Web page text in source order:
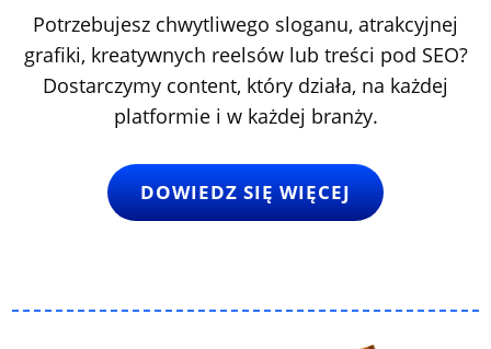
Potrzebujesz chwytliwego sloganu, atrakcyjnej
grafiki, kreatywnych reelsów lub treści pod SEO?
Dostarczymy content, który działa, na każdej
platformie i w każdej branży.
DOWIEDZ SIĘ WIĘCEJ